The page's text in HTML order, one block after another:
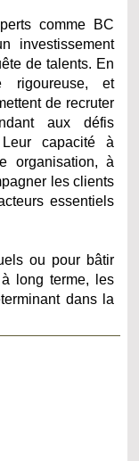
comme BC
investissement
de talents. En
rigoureuse, et
de recruter
aux défis
capacité à
organisation, à
les clients
essentiels
ou pour bâtir
long terme, les
dans la